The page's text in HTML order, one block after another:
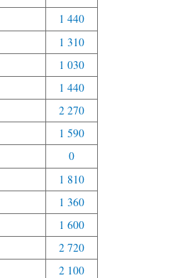
1 440
1 310
1 030
1 440
2 270
1 590
0
1 810
1 360
1 600
2 720
2 100